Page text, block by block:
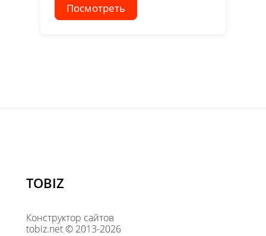
Посмотреть
TOBIZ
Конструктор сайтов
tobiz.net © 2013-2026